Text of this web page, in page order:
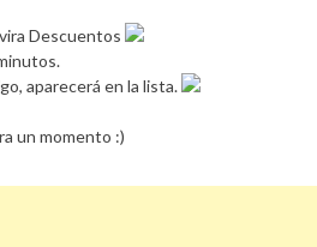
Descuentos
aparecerá en la lista.
un momento :)